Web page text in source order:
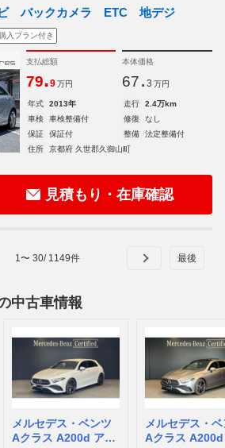
ビ バックカメラ ETC 地デジ
購入プラン付き
支払総額
79.9 万円
本体価格
67. 3 万円
年式 2013年 走行
2.4万km
車検
車検整備付 修復
なし
保証
保証付 整備
法定整備付
住所
京都府 久世郡久御山町
見積もり・在庫確認
1 〜 30/ 1149件
中古車情報
メルセデス・ベンツ
Aクラス A200d アー
メルセデス・
Aクラス